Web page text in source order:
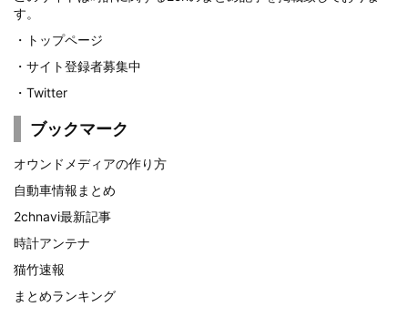
す。
・ トップページ
・ サイト登録者募集中
・ Twitter
ブックマーク
オウンドメディアの作り方
自動車情報まとめ
2chnavi最新記事
時計アンテナ
猫竹速報
まとめランキング